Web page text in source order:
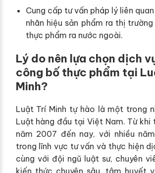
Cung cấp tư vấn pháp lý liên
nhãn hiệu sản phẩm ra thị
thực phẩm ra nước ngoài.
Lý do nên lựa chọn dịch
công bố thực phẩm tại
Minh?
Luật Trí Minh tự hào là một trong
Luật hàng đầu tại Việt Nam. Từ khi
năm 2007 đến nay, với nhiều
trong lĩnh vực tư vấn và thực hiện
cùng với đội ngũ luật sư, chuyên
kiến thức chuyên sâu, tâm huyết